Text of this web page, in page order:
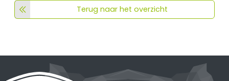
Terug naar het overzicht